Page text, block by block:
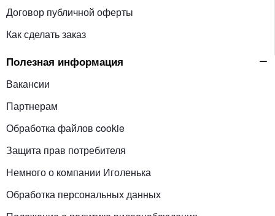
Договор публичной оферты
Как сделать заказ
Полезная информация
Вакансии
Партнерам
Обработка файлов cookie
Защита прав потребителя
Немного о компании Иголенька
Обработка персональных данных